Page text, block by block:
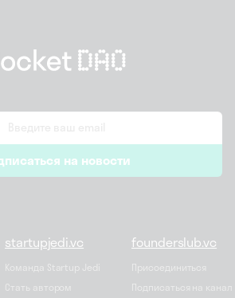
* на новости
startupjedi.vc
Команда Startup Jedi
Стать автором
founderslub.vc
Присоединиться
Подписаться на канал